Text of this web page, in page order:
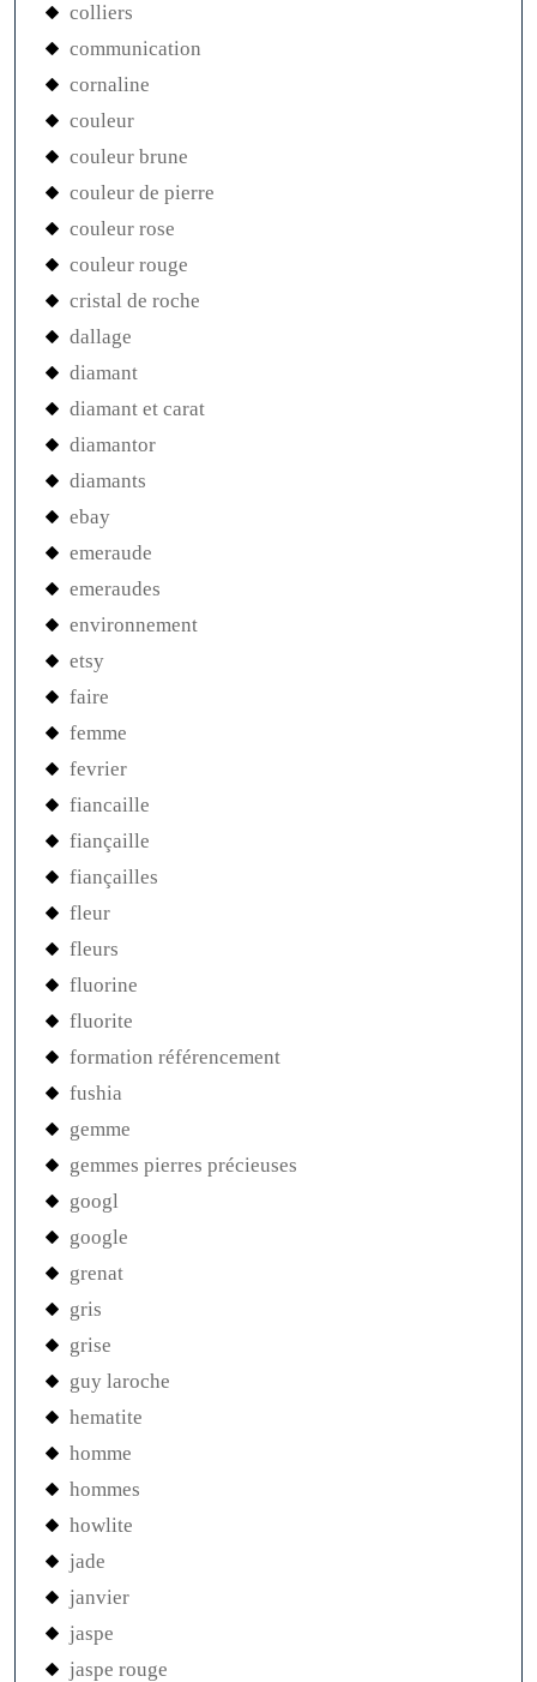
colliers
communication
cornaline
couleur
couleur brune
couleur de pierre
couleur rose
couleur rouge
cristal de roche
dallage
diamant
diamant et carat
diamantor
diamants
ebay
emeraude
emeraudes
environnement
etsy
faire
femme
fevrier
fiancaille
fiançaille
fiançailles
fleur
fleurs
fluorine
fluorite
formation référencement
fushia
gemme
gemmes pierres précieuses
googl
google
grenat
gris
grise
guy laroche
hematite
homme
hommes
howlite
jade
janvier
jaspe
jaspe rouge